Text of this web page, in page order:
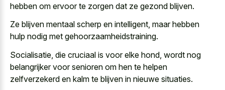
hebben om ervoor te zorgen dat ze gezond blijven.
Ze blijven mentaal scherp en intelligent, maar hebben
hulp nodig met gehoorzaamheidstraining.
Socialisatie, die cruciaal is voor elke hond, wordt nog
belangrijker voor senioren om hen te helpen
zelfverzekerd en kalm te blijven in nieuwe situaties.